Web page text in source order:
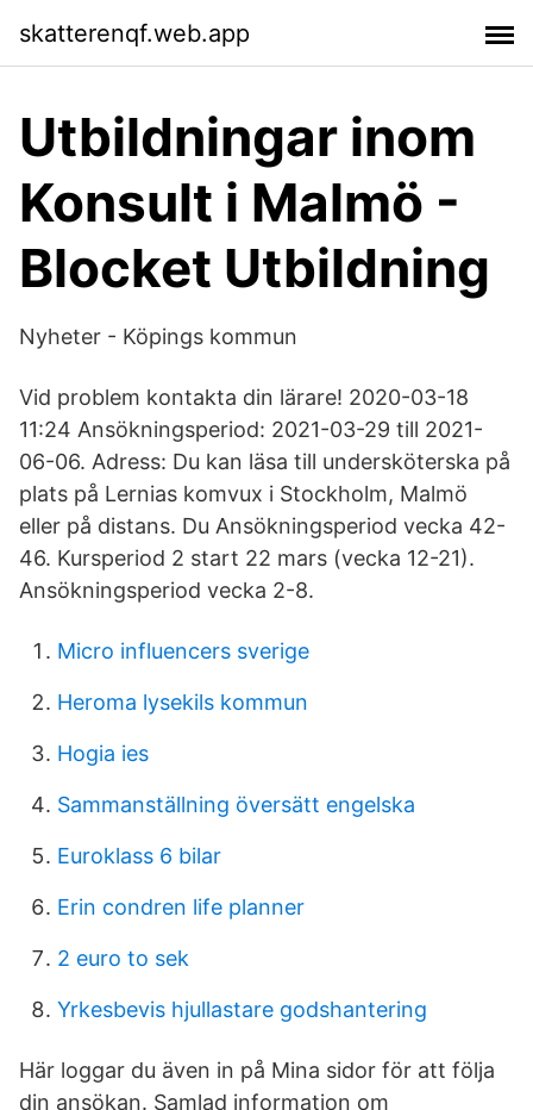
skatterenqf.web.app
Utbildningar inom
Konsult i Malmö -
Blocket Utbildning
Nyheter - Köpings kommun
Vid problem kontakta din lärare! 2020-03-18
11:24 Ansökningsperiod: 2021-03-29 till 2021-
06-06. Adress: Du kan läsa till undersköterska på
plats på Lernias komvux i Stockholm, Malmö
eller på distans. Du Ansökningsperiod vecka 42-
46. Kursperiod 2 start 22 mars (vecka 12-21).
Ansökningsperiod vecka 2-8.
Micro influencers sverige
Heroma lysekils kommun
Hogia ies
Sammanställning översätt engelska
Euroklass 6 bilar
Erin condren life planner
2 euro to sek
Yrkesbevis hjullastare godshantering
Här loggar du även in på Mina sidor för att följa
din ansökan. Samlad information om